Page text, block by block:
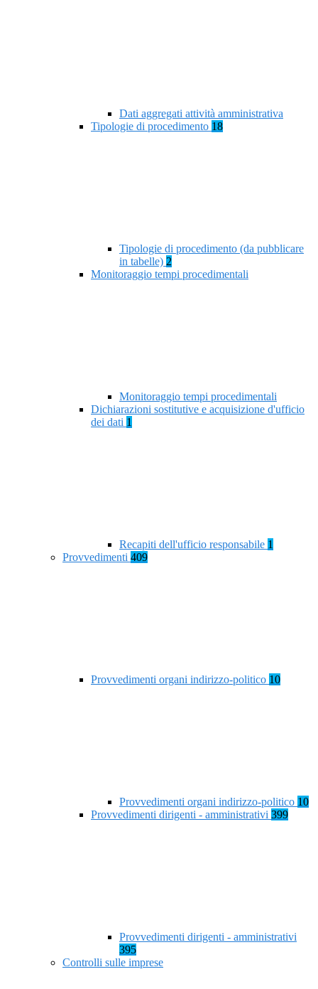
Dati aggregati attività amministrativa
Tipologie di procedimento 18
Tipologie di procedimento (da pubblicare
in tabelle) 2
Monitoraggio tempi procedimentali
Monitoraggio tempi procedimentali
Dichiarazioni sostitutive e acquisizione d'ufficio
dei dati 1
Recapiti dell'ufficio responsabile 1
Provvedimenti 409
Provvedimenti organi indirizzo-politico 10
Provvedimenti organi indirizzo-politico 10
Provvedimenti dirigenti - amministrativi 399
Provvedimenti dirigenti - amministrativi
395
Controlli sulle imprese